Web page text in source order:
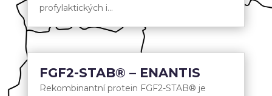
profylaktických i...
FGF2-STAB® – ENANTIS
Rekombinantní protein FGF2-STAB® je